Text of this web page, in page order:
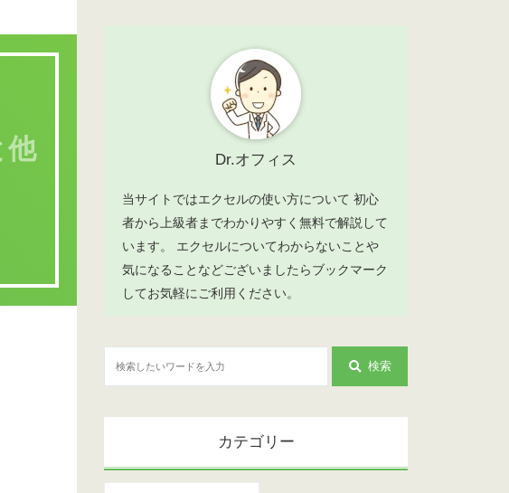
他
Dr.オフィス
当サイトではエクセルの使い方について 初心
者から上級者までわかりやすく無料で解説して
います。 エクセルについてわからないことや
気になることなどございましたらブックマーク
してお気軽にご利用ください。
検索
カテゴリー
カ